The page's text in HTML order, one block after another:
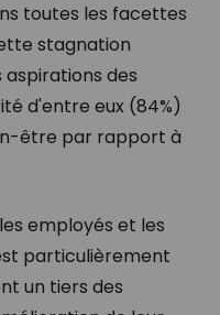
toutes les facettes
stagnation
des
d'entre eux (84%)
être par rapport à
employés et les
particulièrement
un tiers des